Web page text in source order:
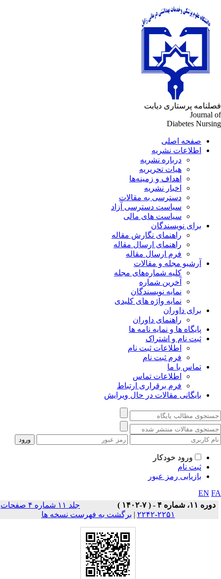
پرستاری دیابت
Journal
Diabetes
صفحه اصلی
اطلاعات نشریه
درباره نشریه
هیات تحریریه
اهداف و زمینه‌ها
اخبار نشریه
دسترسی به مقالات
سیاست دسترسی آزاد
سیاست های مالی
برای نویسندگان
راهنمای نگارش مقاله
راهنمای ارسال مقاله
فرم ارسال مقاله
آرشیو مجله و مقالات
کلیه شماره‌های مجله
آخرین شماره
نمایه نویسندگان
نمایه واژه های کلیدی
برای داوران
راهنمای داوران
پایگاه ها و نمایه نامه ها
ثبت نام و اشتراک
اطلاعات ثبت نام
فرم ثبت نام
تماس با ما
اطلاعات تماس
فرم برقراری ارتباط
بایگانی مقالات در حال ویرایش
ورود خودکار
ثبت نام
بازیابی رمز عبور
EN
دوره ۱۱، شماره ۴ - ( ۷-۱۴۰۲ )
جلد ۱۱ شماره ۴ صفحات
۲۲۵۱-۲۲۴۲
| برگشت به فهرست نسخه ها